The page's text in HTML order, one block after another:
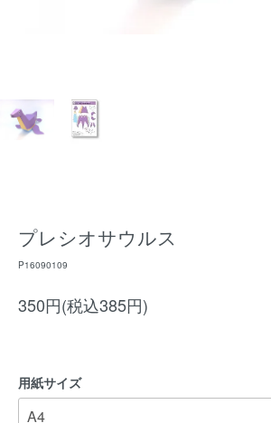
プレシオサウルス
P16090109
350円(税込385円)
用紙サイズ